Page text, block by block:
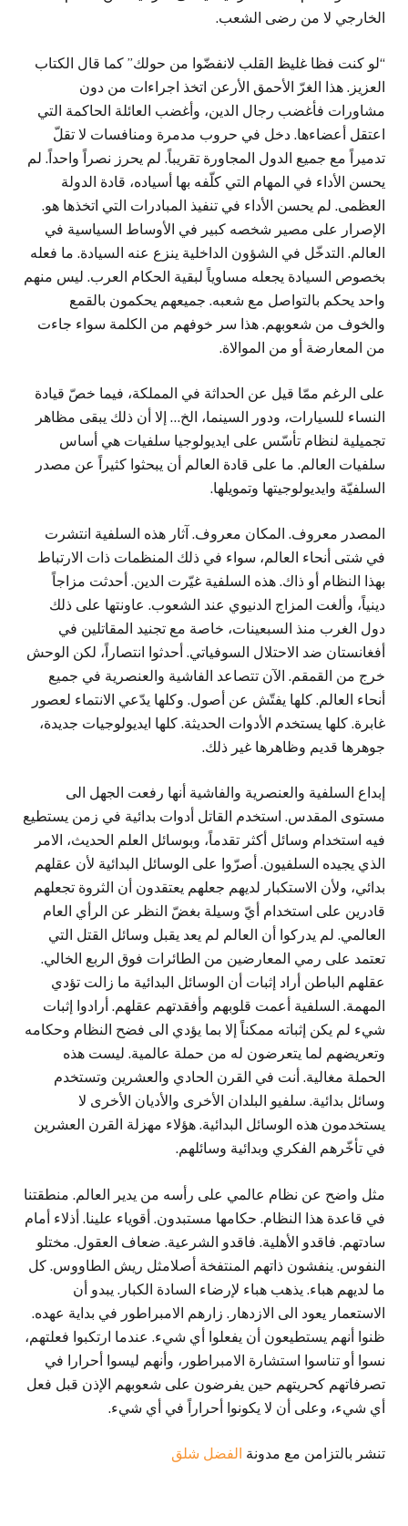
الخارجي لا من رضى الشعب.
“لو كنت فظا غليظ القلب لانفضّوا من حولك” كما قال الكتاب
العزيز. هذا الغرّ الأحمق الأرعن اتخذ اجراءات من دون
مشاورات فأغضب رجال الدين، وأغضب العائلة الحاكمة التي
اعتقل أعضاءها. دخل في حروب مدمرة ومنافسات لا تقلّ
تدميراً مع جميع الدول المجاورة تقريباً. لم يحرز نصراً واحداً. لم
يحسن الأداء في المهام التي كلّفه بها أسياده، قادة الدولة
العظمى. لم يحسن الأداء في تنفيذ المبادرات التي اتخذها هو.
الإصرار على مصير شخصه كبير في الأوساط السياسية في
العالم. التدخّل في الشؤون الداخلية ينزع عنه السيادة. ما فعله
بخصوص السيادة يجعله مساوياً لبقية الحكام العرب. ليس منهم
واحد يحكم بالتواصل مع شعبه. جميعهم يحكمون بالقمع
والخوف من شعوبهم. هذا سر خوفهم من الكلمة سواء جاءت
من المعارضة أو من الموالاة.
على الرغم ممّا قيل عن الحداثة في المملكة، فيما خصّ قيادة
النساء للسيارات، ودور السينما، الخ… إلا أن ذلك يبقى مظاهر
تجميلية لنظام تأسّس على ايديولوجيا سلفيات هي أساس
سلفيات العالم. ما على قادة العالم أن يبحثوا كثيراً عن مصدر
السلفيّة وايديولوجيتها وتمويلها.
المصدر معروف. المكان معروف. آثار هذه السلفية انتشرت
في شتى أنحاء العالم، سواء في ذلك المنظمات ذات الارتباط
بهذا النظام أو ذاك. هذه السلفية غيّرت الدين. أحدثت مزاجاً
دينياً، وألغت المزاج الدنيوي عند الشعوب. عاونتها على ذلك
دول الغرب منذ السبعينات، خاصة مع تجنيد المقاتلين في
أفغانستان ضد الاحتلال السوفياتي. أحدثوا انتصاراً، لكن الوحش
خرج من القمقم. الآن تتصاعد الفاشية والعنصرية في جميع
أنحاء العالم. كلها يفتّش عن أصول. وكلها يدّعي الانتماء لعصور
غابرة. كلها يستخدم الأدوات الحديثة. كلها ايديولوجيات جديدة،
جوهرها قديم وظاهرها غير ذلك.
إبداع السلفية والعنصرية والفاشية أنها رفعت الجهل الى
مستوى المقدس. استخدم القاتل أدوات بدائية في زمن يستطيع
فيه استخدام وسائل أكثر تقدماً، وبوسائل العلم الحديث، الامر
الذي يجيده السلفيون. أصرّوا على الوسائل البدائية لأن عقلهم
بدائي، ولأن الاستكبار لديهم جعلهم يعتقدون أن الثروة تجعلهم
قادرين على استخدام أيّ وسيلة بغضّ النظر عن الرأي العام
العالمي. لم يدركوا أن العالم لم يعد يقبل وسائل القتل التي
تعتمد على رمي المعارضين من الطائرات فوق الربع الخالي.
عقلهم الباطن أراد إثبات أن الوسائل البدائية ما زالت تؤدي
المهمة. السلفية أعمت قلوبهم وأفقدتهم عقلهم. أرادوا إثبات
شيء لم يكن إثباته ممكناً إلا بما يؤدي الى فضح النظام وحكامه
وتعريضهم لما يتعرضون له من حملة عالمية. ليست هذه
الحملة مغالية. أنت في القرن الحادي والعشرين وتستخدم
وسائل بدائية. سلفيو البلدان الأخرى والأديان الأخرى لا
يستخدمون هذه الوسائل البدائية. هؤلاء مهزلة القرن العشرين
في تأخّرهم الفكري وبدائية وسائلهم.
مثل واضح عن نظام عالمي على رأسه من يدير العالم. منطقتنا
في قاعدة هذا النظام. حكامها مستبدون. أقوياء علينا. أذلاء أمام
سادتهم. فاقدو الأهلية. فاقدو الشرعية. ضعاف العقول. مختلو
النفوس. ينفشون ذاتهم المنتفخة أصلامثل ريش الطاووس. كل
ما لديهم هباء. يذهب هباء لإرضاء السادة الكبار. يبدو أن
الاستعمار يعود الى الازدهار. زارهم الامبراطور في بداية عهده.
ظنوا أنهم يستطيعون أن يفعلوا أي شيء. عندما ارتكبوا فعلتهم،
نسوا أو تناسوا استشارة الامبراطور، وأنهم ليسوا أحرارا في
تصرفاتهم كحريتهم حين يفرضون على شعوبهم الإذن قبل فعل
أي شيء، وعلى أن لا يكونوا أحراراً في أي شيء.
تنشر بالتزامن مع مدونة الفضل شلق